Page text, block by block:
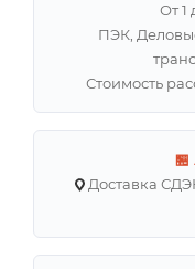
От 1
ПЭК,
Стоимость
🏪
Доставка